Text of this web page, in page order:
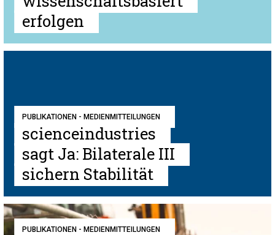
erfolgen
PUBLIKATIONEN - MEDIENMITTEILUNGEN
scienceindustries
sagt Ja: Bilaterale III
sichern Stabilität
PUBLIKATIONEN - MEDIENMITTEILUNGEN